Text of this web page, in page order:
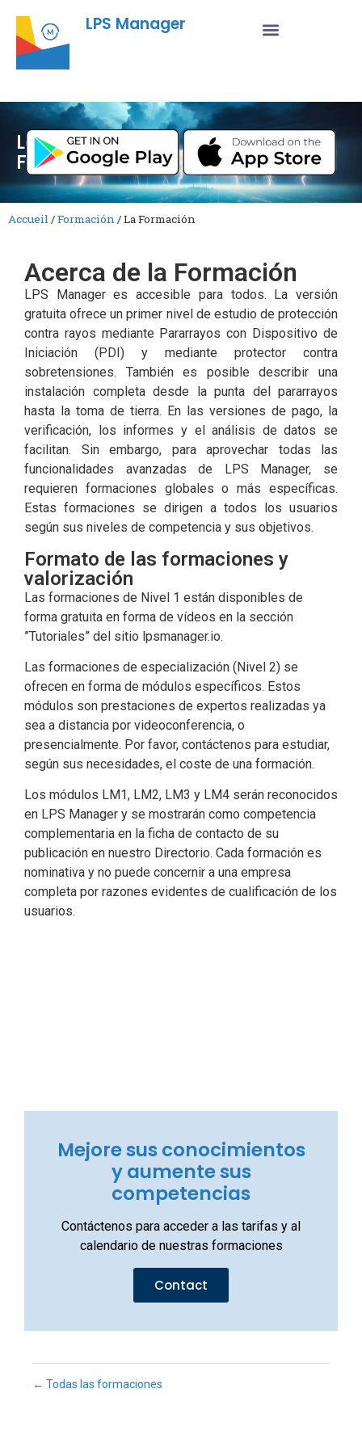
LPS Manager
La
Formación
Accueil/Formación/La Formación
Acerca de la Formación
LPS Manager es accesible para todos. La versión
gratuita ofrece un primer nivel de estudio de protección
contra rayos mediante Pararrayos con Dispositivo de
Iniciación (PDI) y mediante protector contra
sobretensiones. También es posible describir una
instalación completa desde la punta del pararrayos
hasta la toma de tierra. En las versiones de pago, la
verificación, los informes y el análisis de datos se
facilitan. Sin embargo, para aprovechar todas las
funcionalidades avanzadas de LPS Manager, se
requieren formaciones globales o más específicas.
Estas formaciones se dirigen a todos los usuarios
según sus niveles de competencia y sus objetivos.
Formato de las formaciones y
valorización
Las formaciones de Nivel 1 están disponibles de
forma gratuita en forma de vídeos en la sección
”Tutoriales” del sitio lpsmanager.io.
Las formaciones de especialización (Nivel 2) se
ofrecen en forma de módulos específicos. Estos
módulos son prestaciones de expertos realizadas ya
sea a distancia por videoconferencia, o
presencialmente. Por favor, contáctenos para estudiar,
según sus necesidades, el coste de una formación.
Los módulos LM1, LM2, LM3 y LM4 serán reconocidos
en LPS Manager y se mostrarán como competencia
complementaria en la ficha de contacto de su
publicación en nuestro Directorio. Cada formación es
nominativa y no puede concernir a una empresa
completa por razones evidentes de cualificación de los
usuarios.
Mejore sus conocimientos
y aumente sus
competencias
Contáctenos para acceder a las tarifas y al
calendario de nuestras formaciones
Contact
← Todas las formaciones